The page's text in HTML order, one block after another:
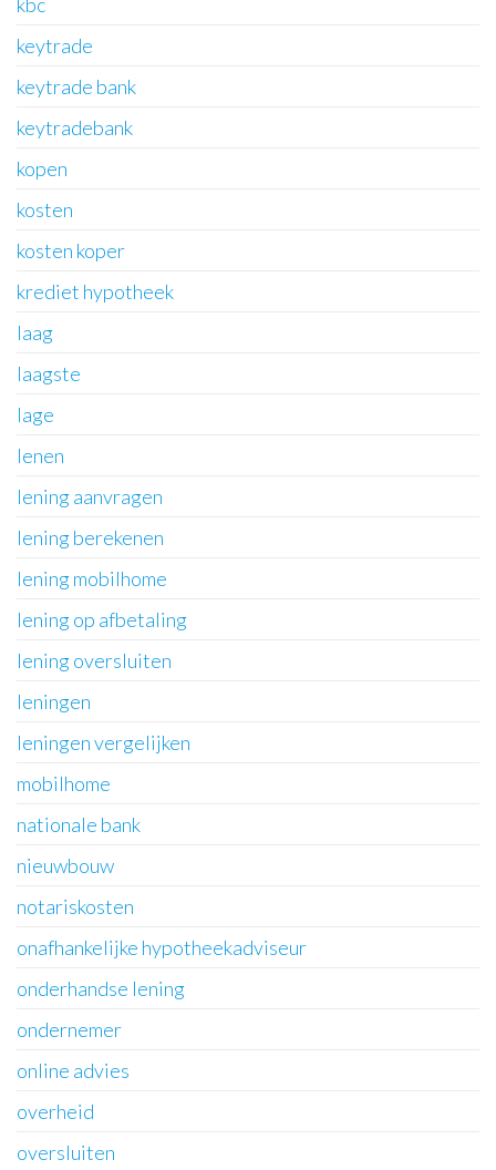
keytrade
keytrade bank
keytradebank
kopen
kosten
kosten koper
krediet hypotheek
laag
laagste
lage
lenen
lening aanvragen
lening berekenen
lening mobilhome
lening op afbetaling
lening oversluiten
leningen
leningen vergelijken
mobilhome
nationale bank
nieuwbouw
notariskosten
onafhankelijke hypotheekadviseur
onderhandse lening
ondernemer
online advies
overheid
oversluiten